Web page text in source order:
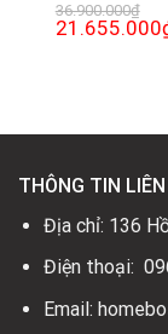
36.900.000₫
Giá
gốc
21.655.000
THÔNG TIN
Địa chỉ: 136
Điện thoại:
Email: